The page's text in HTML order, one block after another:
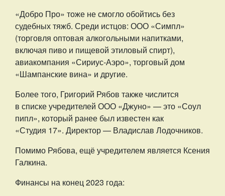
«Добро Про» тоже не смогло обойтись без
судебных тяжб. Среди истцов: ООО «Симпл»
(торговля оптовая алкогольными напитками,
включая пиво и пищевой этиловый спирт),
авиакомпания «Сириус-Аэро», торговый дом
«Шампанские вина» и другие.
Более того, Григорий Рябов также числится
в списке учредителей ООО «Джуно» — это «Соул
пипл», который ранее был известен как
«Студия 17». Директор — Владислав Лодочников.
Помимо Рябова, ещё учредителем является Ксения
Галкина.
Финансы на конец 2023 года: